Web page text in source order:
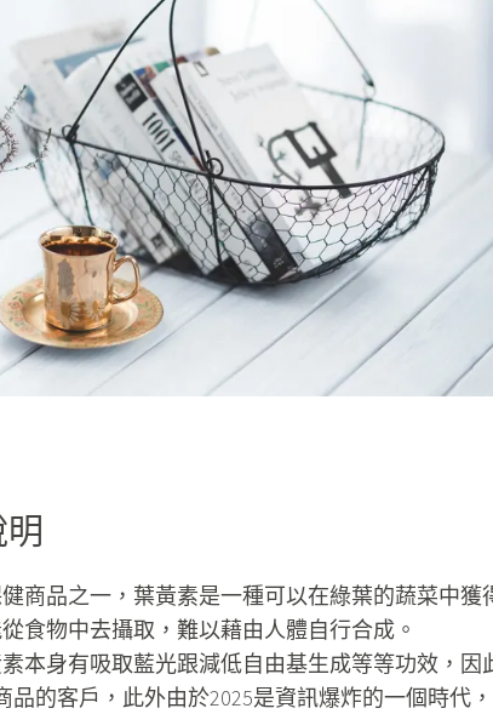
商品之一，葉黃素是一種可以在綠葉的蔬菜中獲
食物中去攝取，難以藉由人體自行合成。
本身有吸取藍光跟減低自由基生成等等功效，因
品的客戶，此外由於2025是資訊爆炸的一個時代，